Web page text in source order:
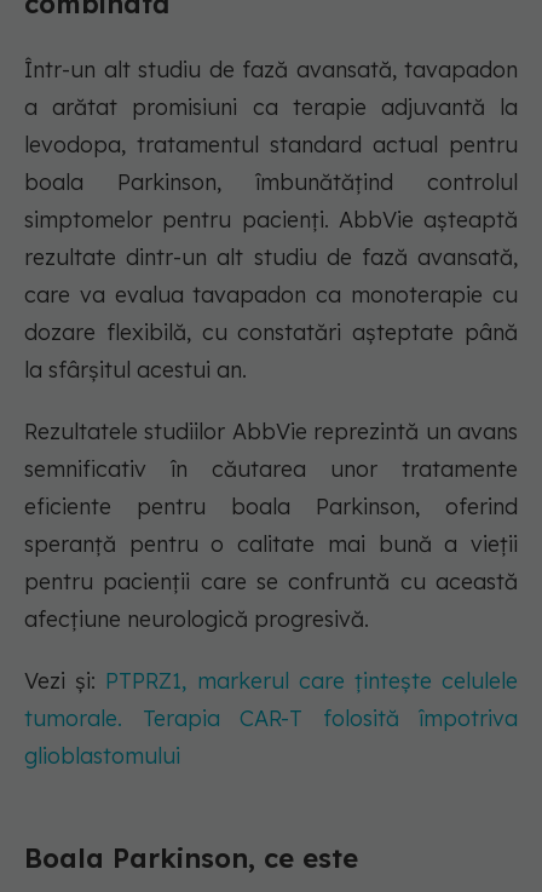
Într-un alt studiu de fază avansată, tavapadon
a arătat promisiuni ca terapie adjuvantă la
levodopa, tratamentul standard actual pentru
boala Parkinson, îmbunătățind controlul
simptomelor pentru pacienți. AbbVie așteaptă
rezultate dintr-un alt studiu de fază avansată,
care va evalua tavapadon ca monoterapie cu
dozare flexibilă, cu constatări așteptate până
la sfârșitul acestui an.
Rezultatele studiilor AbbVie reprezintă un avans
semnificativ în căutarea unor tratamente
eficiente pentru boala Parkinson, oferind
speranță pentru o calitate mai bună a vieții
pentru pacienții care se confruntă cu această
afecțiune neurologică progresivă.
Vezi și: PTPRZ1, markerul care țintește celulele
tumorale. Terapia CAR-T folosită împotriva
glioblastomului
Boala Parkinson, ce este